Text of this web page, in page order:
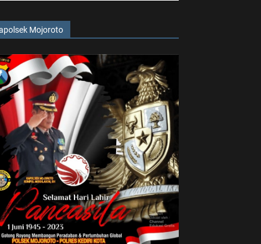
Mojoroto